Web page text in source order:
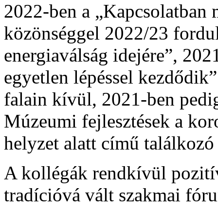
2022-ben a „Kapcsolatban
közönséggel 2022/23
energiaválság idejére”,
egyetlen lépéssel
falain kívül, 2021-ben
Múzeumi fejlesztések a
helyzet alatt című
A kollégák rendkívül
tradícióvá vált szakmai